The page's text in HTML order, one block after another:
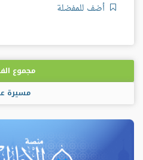
أضف للمفضلة
مجموع
مسيرة